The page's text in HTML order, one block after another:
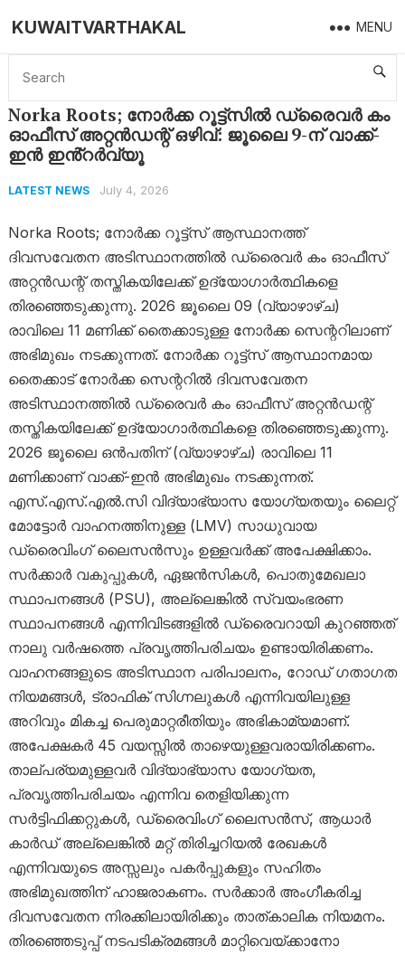
KUWAITVARTHAKAL MENU
Home Latest News Norka Roots; നോർക്ക റൂട്ട്സിൽ ഡ്രൈവർ കം ഓഫീസ് അറ്റൻഡന്റ് ഒഴിവ്: ജൂലൈ 9-ന് വാക്ക്-ഇൻ ഇൻ്റർവ്യൂ
Norka Roots; നോർക്ക റൂട്ട്സിൽ ഡ്രൈവർ കം
ഓഫീസ് അറ്റൻഡന്റ് ഒഴിവ്: ജൂലൈ 9-ന് വാക്ക്-
ഇൻ ഇൻ്റർവ്യൂ
LATEST NEWS July 4, 2026
Norka Roots; നോർക്ക റൂട്ട്സ് ആസ്ഥാനത്ത്
ദിവസവേതന അടിസ്ഥാനത്തിൽ ഡ്രൈവർ കം ഓഫീസ്
അറ്റൻഡന്റ് തസ്തികയിലേക്ക് ഉദ്യോഗാർത്ഥികളെ
തിരഞ്ഞെടുക്കുന്നു. 2026 ജൂലൈ 09 (വ്യാഴാഴ്ച)
രാവിലെ 11 മണിക്ക് തൈക്കാടുള്ള നോർക്ക സെന്ററിലാണ്
അഭിമുഖം നടക്കുന്നത്. നോർക്ക റൂട്ട്സ് ആസ്ഥാനമായ
തൈക്കാട് നോർക്ക സെന്ററിൽ ദിവസവേതന
അടിസ്ഥാനത്തിൽ ഡ്രൈവർ കം ഓഫീസ് അറ്റൻഡന്റ്
തസ്തികയിലേക്ക് ഉദ്യോഗാർത്ഥികളെ തിരഞ്ഞെടുക്കുന്നു.
2026 ജൂലൈ ഒൻപതിന് (വ്യാഴാഴ്ച) രാവിലെ 11
മണിക്കാണ് വാക്ക്-ഇൻ അഭിമുഖം നടക്കുന്നത്.
എസ്.എസ്.എൽ.സി വിദ്യാഭ്യാസ യോഗ്യതയും ലൈറ്റ്
മോട്ടോർ വാഹനത്തിനുള്ള (LMV) സാധുവായ
ഡ്രൈവിംഗ് ലൈസൻസും ഉള്ളവർക്ക് അപേക്ഷിക്കാം.
സർക്കാർ വകുപ്പുകൾ, ഏജൻസികൾ, പൊതുമേഖലാ
സ്ഥാപനങ്ങൾ (PSU), അല്ലെങ്കിൽ സ്വയംഭരണ
സ്ഥാപനങ്ങൾ എന്നിവിടങ്ങളിൽ ഡ്രൈവറായി കുറഞ്ഞത്
നാലു വർഷത്തെ പ്രവൃത്തിപരിചയം ഉണ്ടായിരിക്കണം.
വാഹനങ്ങളുടെ അടിസ്ഥാന പരിപാലനം, റോഡ് ഗതാഗത
നിയമങ്ങൾ, ട്രാഫിക് സിഗ്നലുകൾ എന്നിവയിലുള്ള
അറിവും മികച്ച പെരുമാറ്റരീതിയും അഭികാമ്യമാണ്.
അപേക്ഷകർ 45 വയസ്സിൽ താഴെയുള്ളവരായിരിക്കണം.
താല്പര്യമുള്ളവർ വിദ്യാഭ്യാസ യോഗ്യത,
പ്രവൃത്തിപരിചയം എന്നിവ തെളിയിക്കുന്ന
സർട്ടിഫിക്കറ്റുകൾ, ഡ്രൈവിംഗ് ലൈസൻസ്, ആധാർ
കാർഡ് അല്ലെങ്കിൽ മറ്റ് തിരിച്ചറിയൽ രേഖകൾ
എന്നിവയുടെ അസ്സലും പകർപ്പുകളും സഹിതം
അഭിമുഖത്തിന് ഹാജരാകണം. സർക്കാർ അംഗീകരിച്ച
ദിവസവേതന നിരക്കിലായിരിക്കും താത്കാലിക നിയമനം.
തിരഞ്ഞെടുപ്പ് നടപടിക്രമങ്ങൾ മാറ്റിവെയ്ക്കാനോ